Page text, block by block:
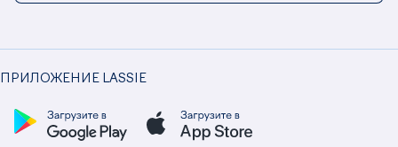
ПРИЛОЖЕНИЕ LASSIE